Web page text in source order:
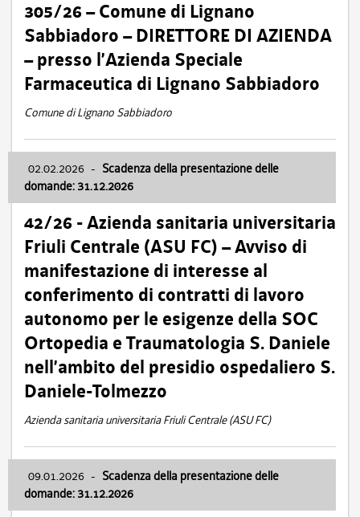
305/26 – Comune di Lignano
Sabbiadoro – DIRETTORE DI AZIENDA
– presso l’Azienda Speciale
Farmaceutica di Lignano Sabbiadoro
Comune di Lignano Sabbiadoro
02.02.2026 - Scadenza della presentazione delle
domande: 31.12.2026
42/26 - Azienda sanitaria universitaria
Friuli Centrale (ASU FC) – Avviso di
manifestazione di interesse al
conferimento di contratti di lavoro
autonomo per le esigenze della SOC
Ortopedia e Traumatologia S. Daniele
nell’ambito del presidio ospedaliero S.
Daniele-Tolmezzo
Azienda sanitaria universitaria Friuli Centrale (ASU FC)
09.01.2026 - Scadenza della presentazione delle
domande: 31.12.2026